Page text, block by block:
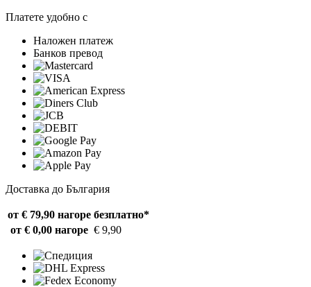
Платете удобно с
Наложен платеж
Банков превод
Доставка до България
от € 79,90 нагоре безплатно*
от € 0,00 нагоре € 9,90